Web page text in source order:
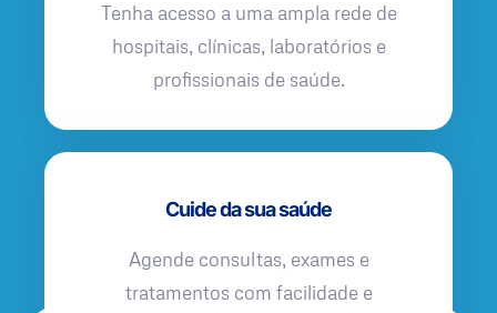
Tenha acesso a uma ampla rede de
hospitais, clínicas, laboratórios e
profissionais de saúde.
Cuide da sua saúde
Agende consultas, exames e
tratamentos com facilidade e